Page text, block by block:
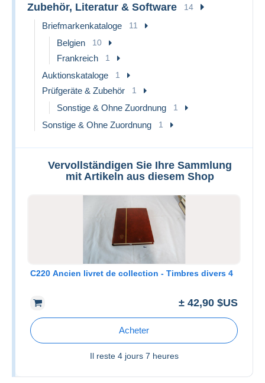
Zubehör, Literatur & Software 14
Briefmarkenkataloge 11
Belgien 10
Frankreich 1
Auktionskataloge 1
Prüfgeräte & Zubehör 1
Sonstige & Ohne Zuordnung 1
Sonstige & Ohne Zuordnung 1
Vervollständigen Sie Ihre Sammlung
mit Artikeln aus diesem Shop
C220 Ancien livret de collection - Timbres divers 4
± 42,90 $US
Acheter
Il reste 4 jours 7 heures